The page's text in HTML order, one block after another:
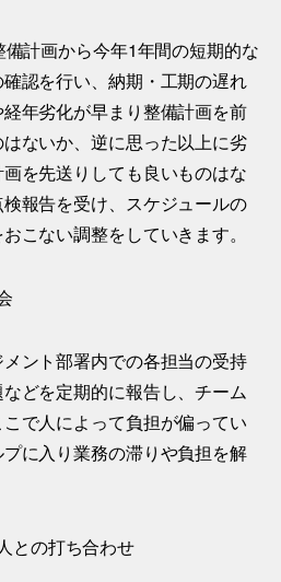
計画から今年1年間の短期的な
認を行い、納期・工期の遅れ
年劣化が早まり整備計画を前
ないか、逆に思った以上に劣
を先送りしても良いものはな
報告を受け、スケジュールの
こない調整をしていきます。
ント部署内での各担当の受持
どを定期的に報告し、チーム
で人によって負担が偏ってい
に入り業務の滞りや負担を解
との打ち合わせ